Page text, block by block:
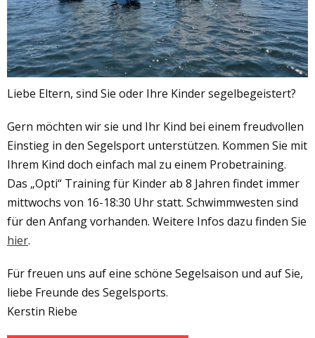
Liebe Eltern, sind Sie oder Ihre Kinder segelbegeistert?
Gern möchten wir sie und Ihr Kind bei einem freudvollen
Einstieg in den Segelsport unterstützen. Kommen Sie mit
Ihrem Kind doch einfach mal zu einem Probetraining.
Das „Opti“ Training für Kinder ab 8 Jahren findet immer
mittwochs von 16-18:30 Uhr statt. Schwimmwesten sind
für den Anfang vorhanden. Weitere Infos dazu finden Sie
hier.
Für freuen uns auf eine schöne Segelsaison und auf Sie,
liebe Freunde des Segelsports.
Kerstin Riebe